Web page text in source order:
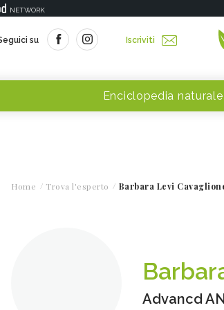
NETWORK
su Iscriviti
Enciclopedia naturale
Home Trova l'esperto Barbara Levi
Advancd